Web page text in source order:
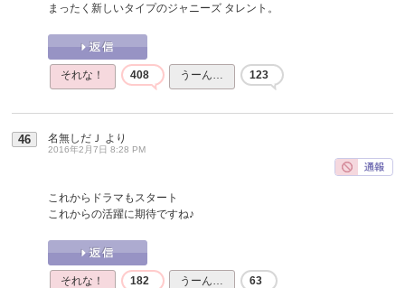
まったく新しいタイプのジャニーズ タレント。
それな！ 408 うーん… 123
46 名無しだＪ より
2016年2月7日 8:28 PM
これからドラマもスタート
これからの活躍に期待ですね♪
それな！ 182 うーん… 63